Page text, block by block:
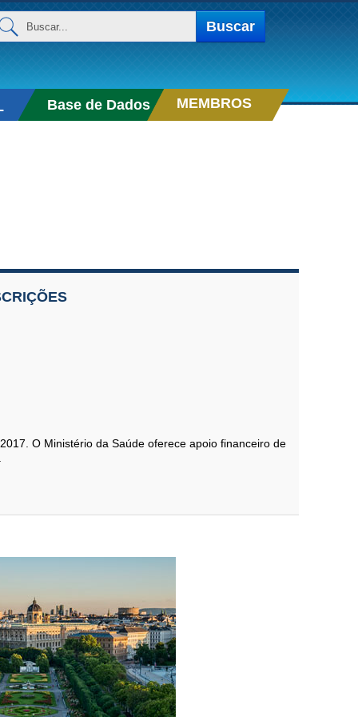
Buscar
Base de Dados MEMBROS
O Ministério da Saúde oferece apoio financeiro de